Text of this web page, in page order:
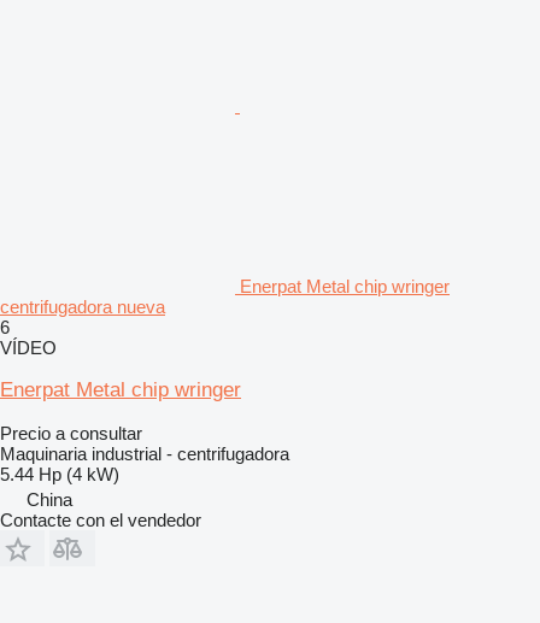
Enerpat Metal chip wringer
centrifugadora nueva
6
VÍDEO
Enerpat Metal chip wringer
Precio a consultar
Maquinaria industrial - centrifugadora
5.44 Hp (4 kW)
China
Contacte con el vendedor